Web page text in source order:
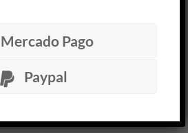
0 Twitter 0
0 Email
Mercado Pago
Paypal